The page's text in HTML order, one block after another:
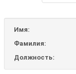
Имя:
Фамилия:
Должность: